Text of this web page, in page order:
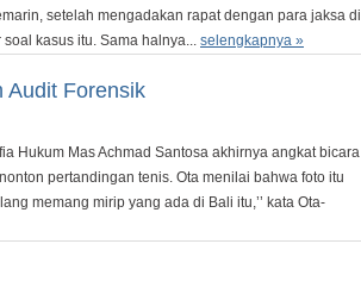
setelah mengadakan rapat dengan para jaksa di
kasus itu. Sama halnya... selengkapnya »
Audit Forensik
Hukum Mas Achmad Santosa akhirnya angkat bicara
pertandingan tenis. Ota menilai bahwa foto itu
memang mirip yang ada di Bali itu,’’ kata Ota-